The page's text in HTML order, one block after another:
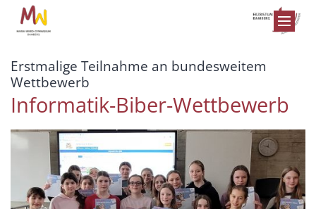
Zum Inhalt springen
Erstmalige Teilnahme an bundesweitem
Wettbewerb
Informatik-Biber-Wettbewerb